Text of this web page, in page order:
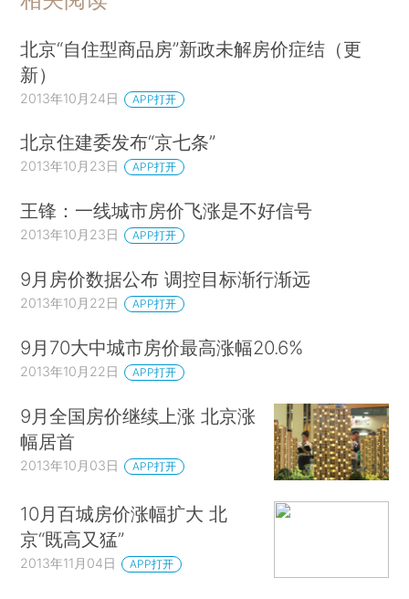
北京“自住型商品房”新政未解房价症结（更
新）
2013年10月24日 APP打开
北京住建委发布“京七条”
2013年10月23日 APP打开
王锋：一线城市房价飞涨是不好信号
2013年10月23日 APP打开
9月房价数据公布 调控目标渐行渐远
2013年10月22日 APP打开
9月70大中城市房价最高涨幅20.6%
2013年10月22日 APP打开
9月全国房价继续上涨 北京涨
幅居首
2013年10月03日 APP打开
10月百城房价涨幅扩大 北
京“既高又猛”
2013年11月04日 APP打开